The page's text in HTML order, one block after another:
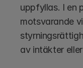
uppfyllas. I en
motsvarande
av intäkter